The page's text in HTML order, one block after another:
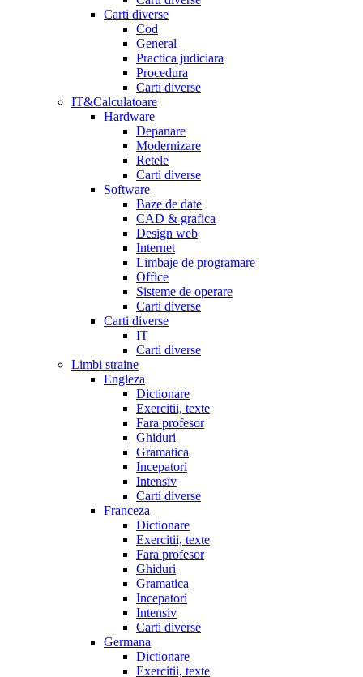
Carti diverse
Cod
General
Practica judiciara
Procedura
Carti diverse
IT&Calculatoare
Hardware
Depanare
Modernizare
Retele
Carti diverse
Software
Baze de date
CAD & grafica
Design web
Internet
Limbaje de programare
Office
Sisteme de operare
Carti diverse
Carti diverse
IT
Carti diverse
Limbi straine
Engleza
Dictionare
Exercitii, texte
Fara profesor
Ghiduri
Gramatica
Incepatori
Intensiv
Carti diverse
Franceza
Dictionare
Exercitii, texte
Fara profesor
Ghiduri
Gramatica
Incepatori
Intensiv
Carti diverse
Germana
Dictionare
Exercitii, texte